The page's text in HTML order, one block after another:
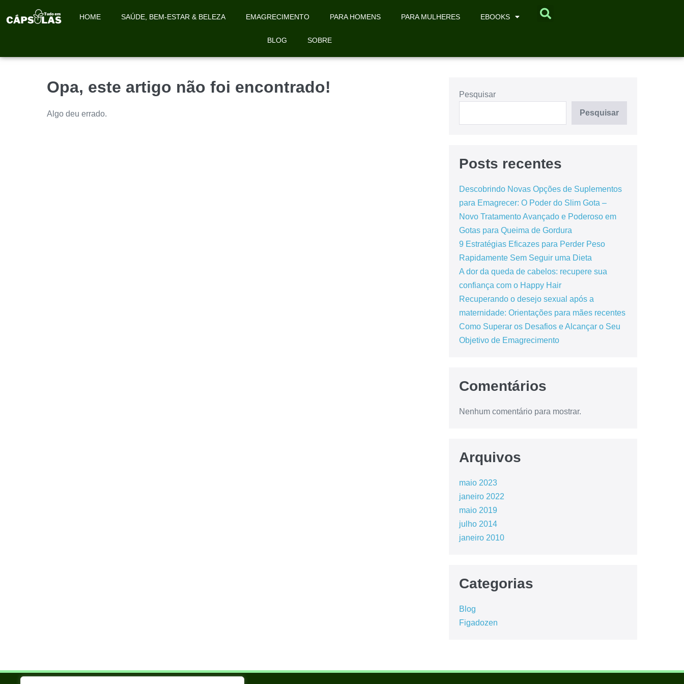
HOME SAÚDE, BEM-ESTAR & BELEZA EMAGRECIMENTO PARA HOMENS PARA MULHERES EBOOKS
BLOG SOBRE
Opa, este artigo não foi encontrado!
Algo deu errado.
Pesquisar
Pesquisar
Posts recentes
Descobrindo Novas Opções de Suplementos
para Emagrecer: O Poder do Slim Gota –
Novo Tratamento Avançado e Poderoso em
Gotas para Queima de Gordura
9 Estratégias Eficazes para Perder Peso
Rapidamente Sem Seguir uma Dieta
A dor da queda de cabelos: recupere sua
confiança com o Happy Hair
Recuperando o desejo sexual após a
maternidade: Orientações para mães recentes
Como Superar os Desafios e Alcançar o Seu
Objetivo de Emagrecimento
Comentários
Nenhum comentário para mostrar.
Arquivos
maio 2023
janeiro 2022
maio 2019
julho 2014
janeiro 2010
Categorias
Blog
Figadozen